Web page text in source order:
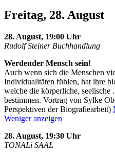
Freitag, 28. August
28. August, 19:00 Uhr
Rudolf Steiner Buchhandlung
Werdender Mensch sein!
Auch wenn sich die Menschen
Individualitäten fühlen, hat ihre
welche die körperliche, seelische
bestimmen. Vortrag von Sylke
Perspektiven der Biografiearbeit)
Weniger anzeigen
28. August, 19:30 Uhr
TONALi SAAL